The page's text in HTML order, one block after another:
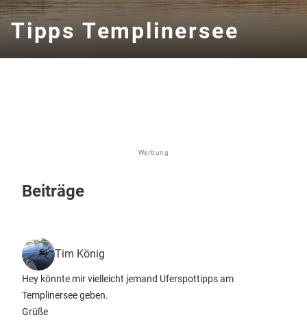
Tipps Templinersee
Werbung
Beiträge
Tim König
Hey könnte mir vielleicht jemand Uferspottipps am
Templinersee geben.
Grüße